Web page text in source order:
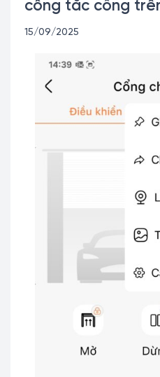
công tắc cổng
15/09/2025